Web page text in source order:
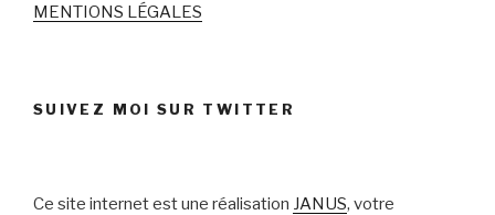
MENTIONS LÉGALES
SUIVEZ MOI SUR TWITTER
Ce site internet est une réalisation JANUS, votre